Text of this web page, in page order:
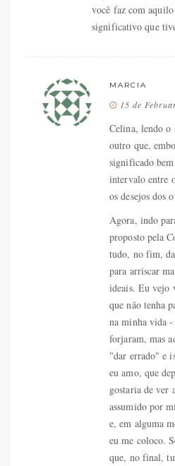
você faz com
significativo que
MARCIA
15 de
Celina, lendo o
outro que,
significado
intervalo entre
os desejos dos
Agora, indo
proposto pela
tudo, no fim,
para arriscar
ideais. Eu vejo
que não tenha
na minha vida -
forjaram, mas
"dar errado" e
eu amo, que
gostaria de ver
assumido por
e, em alguma
eu me coloco.
que, no final,